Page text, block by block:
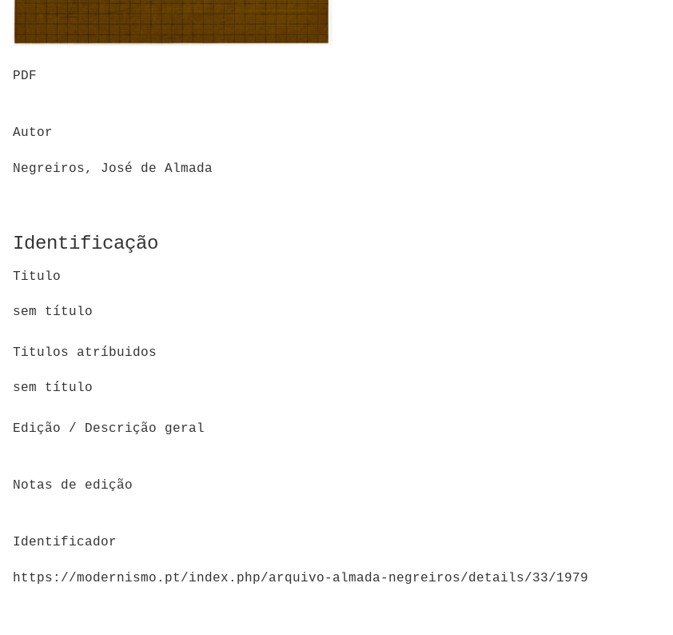
PDF
Autor
Negreiros, José de Almada
Identificação
Titulo
sem título
Titulos atríbuidos
sem título
Edição / Descrição geral
Notas de edição
Identificador
https://modernismo.pt/index.php/arquivo-almada-negreiros/details/33/1979